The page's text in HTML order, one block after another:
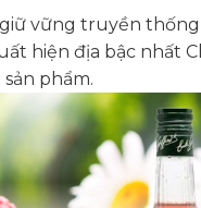
vững truyền
hiện địa bậc nhất
phẩm.